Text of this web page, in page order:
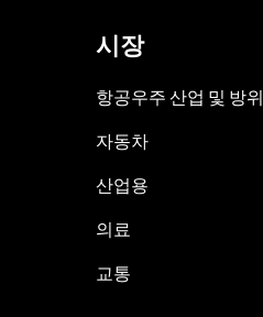
시장
항공우주 산업 및 방위
자동차
산업용
의료
교통